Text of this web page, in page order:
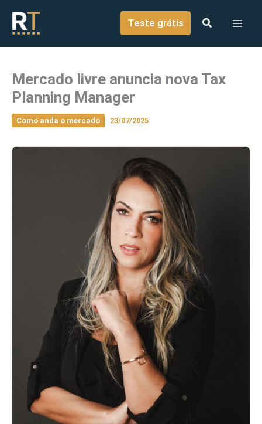
conteúdo
Teste grátis
Mercado livre anuncia nova Tax
Planning Manager
Como anda o mercado 23/07/2025